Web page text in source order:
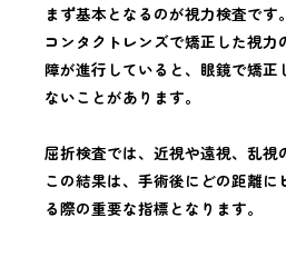
まず基本となるのが視力検査で
コンタクトレンズで矯正した視
障が進行していると、眼鏡で矯正
ないことがあります。
屈折検査では、近視や遠視、乱視
この結果は、手術後にどの距離に
る際の重要な指標となります。